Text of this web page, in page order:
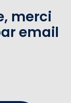
merci
email